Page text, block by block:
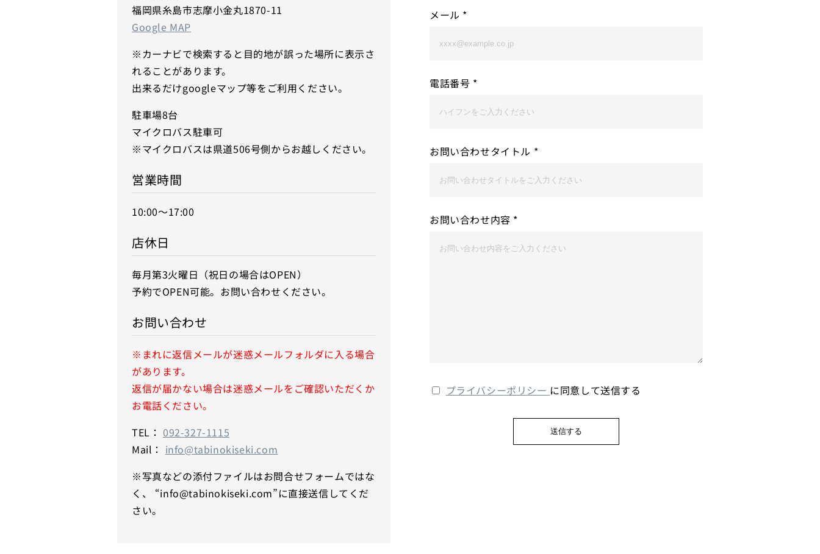
福岡県糸島市志摩小金丸1870-11
Google MAP
※カーナビで検索すると目的地が誤った場所に表示さ
れることがあります。
出来るだけgoogleマップ等をご利用ください。
駐車場8台
マイクロバス駐車可
※マイクロバスは県道506号側からお越しください。
営業時間
10:00〜17:00
店休日
毎月第3火曜日（祝日の場合はOPEN）
予約でOPEN可能。お問い合わせください。
お問い合わせ
※まれに返信メールが迷惑メールフォルダに入る場合
があります。
返信が届かない場合は迷惑メールをご確認いただくか
お電話ください。
TEL： 092-327-1115
Mail： info@tabinokiseki.com
※写真などの添付ファイルはお問合せフォームではな
く、 “info@tabinokiseki.com”に直接送信してくだ
さい。
メール *
電話番号 *
お問い合わせタイトル *
お問い合わせ内容 *
プライバシーポリシー に同意して送信する
送信する